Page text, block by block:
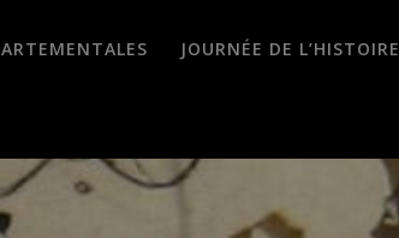
JOURNÉE DE L’HISTOIRE